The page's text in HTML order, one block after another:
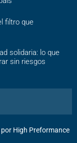
filtro que
solidaria: lo que
sin riesgos
High Preformance